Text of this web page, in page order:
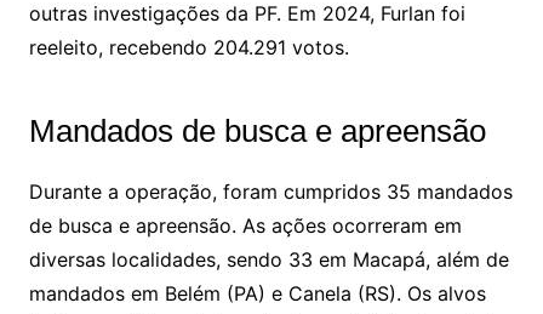
outras investigações da PF. Em 2024, Furlan foi
reeleito, recebendo 204.291 votos.
Mandados de busca e apreensão
Durante a operação, foram cumpridos 35 mandados
de busca e apreensão. As ações ocorreram em
diversas localidades, sendo 33 em Macapá, além de
mandados em Belém (PA) e Canela (RS). Os alvos